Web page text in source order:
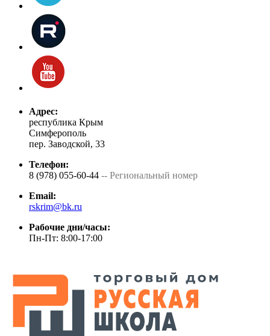
Адрес:
республика Крым
Симферополь
пер. Заводской, 33
Телефон:
8 (978) 055-60-44 -- Региональный номер
Email:
rskrim@bk.ru
Рабочие дни/часы:
Пн-Пт: 8:00-17:00